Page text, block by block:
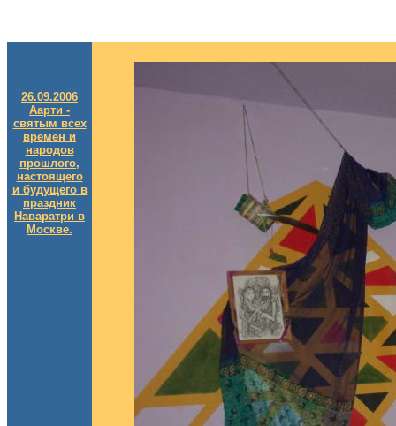
26.09.2006
Аарти -
святым всех
времен и
народов
прошлого,
настоящего
и будущего в
праздник
Наваратри в
Москве.